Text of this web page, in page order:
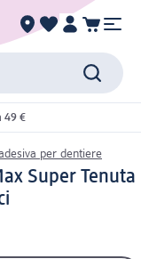
49 €
per dentiere
Super Tenuta